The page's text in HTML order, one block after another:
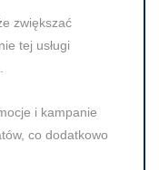
zwiększać
tej usługi
i kampanie
co dodatkowo